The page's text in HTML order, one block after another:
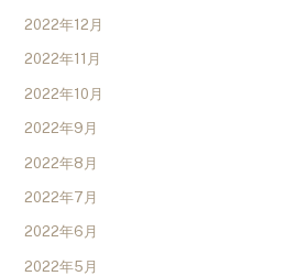
2022年12月
2022年11月
2022年10月
2022年9月
2022年8月
2022年7月
2022年6月
2022年5月